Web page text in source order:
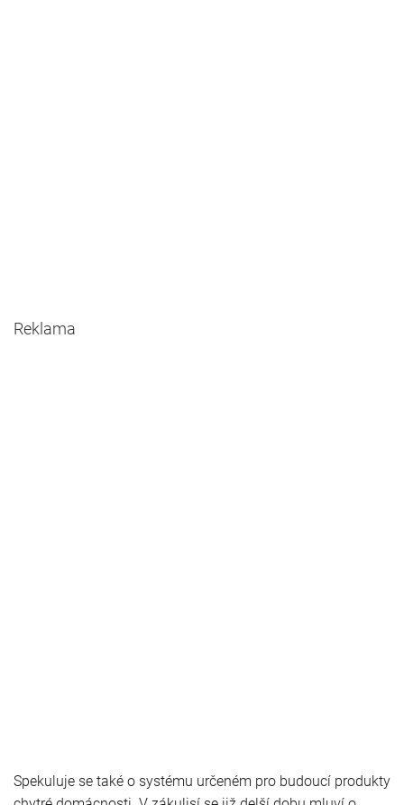
Reklama
Spekuluje se také o systému určeném pro budoucí produkty